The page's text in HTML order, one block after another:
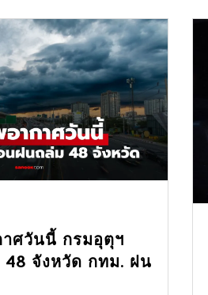
ศวันนี้ กรมอุตุฯ
48 จังหวัด กทม. ฝน